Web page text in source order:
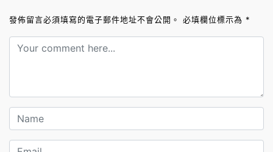
發佈留言必須填寫的電子郵件地址不會公開。 必填欄位標示為 *